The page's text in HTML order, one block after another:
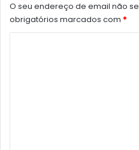
O seu endereço de email não
obrigatórios marcados com *